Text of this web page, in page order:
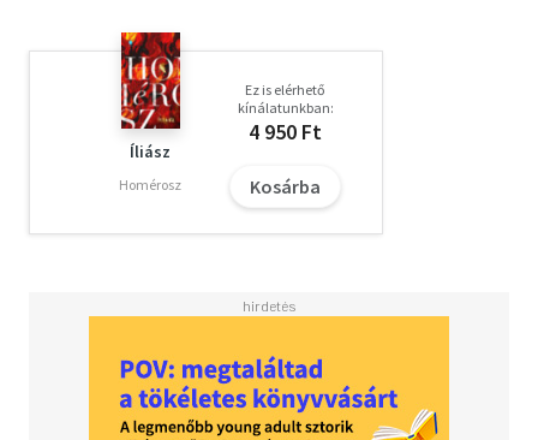
Íliász
Homérosz
Ez is elérhető
kínálatunkban:
4 950 Ft
Kosárba